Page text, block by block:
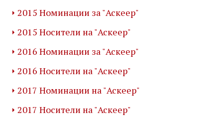
2015 Номинации за "Аскеер"
2015 Носители на "Аскеер"
2016 Номинации за "Аскеер"
2016 Носители на "Аскеер"
2017 Номинации на "Аскеер"
2017 Носители на "Аскеер"